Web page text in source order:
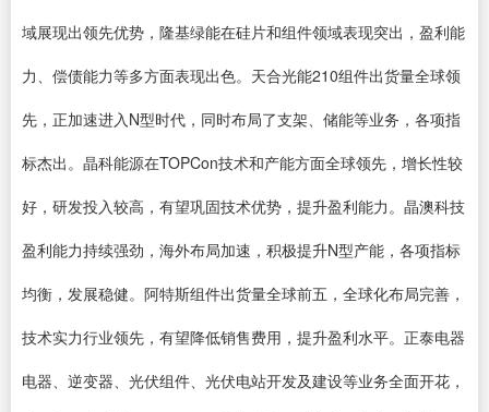
域展现出领先优势，隆基绿能在硅片和组件领域表现突出，盈利能
力、偿债能力等多方面表现出色。天合光能210组件出货量全球领
先，正加速进入N型时代，同时布局了支架、储能等业务，各项指
标杰出。晶科能源在TOPCon技术和产能方面全球领先，增长性较
好，研发投入较高，有望巩固技术优势，提升盈利能力。晶澳科技
盈利能力持续强劲，海外布局加速，积极提升N型产能，各项指标
均衡，发展稳健。阿特斯组件出货量全球前五，全球化布局完善，
技术实力行业领先，有望降低销售费用，提升盈利水平。正泰电器
电器、逆变器、光伏组件、光伏电站开发及建设等业务全面开花，